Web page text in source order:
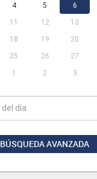
4 5 6
11 12 13
18 19 20
25 26 27
1 2 3
BÚSQUEDA AVANZADA